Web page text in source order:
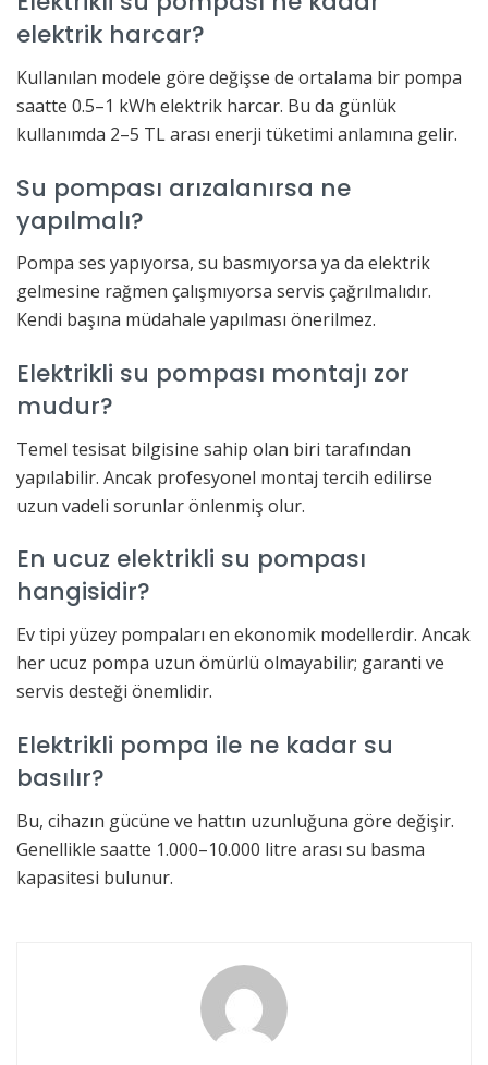
elektrik harcar?
Kullanılan modele göre değişse de ortalama bir pompa
saatte 0.5–1 kWh elektrik harcar. Bu da günlük
kullanımda 2–5 TL arası enerji tüketimi anlamına gelir.
Su pompası arızalanırsa ne
yapılmalı?
Pompa ses yapıyorsa, su basmıyorsa ya da elektrik
gelmesine rağmen çalışmıyorsa servis çağrılmalıdır.
Kendi başına müdahale yapılması önerilmez.
Elektrikli su pompası montajı zor
mudur?
Temel tesisat bilgisine sahip olan biri tarafından
yapılabilir. Ancak profesyonel montaj tercih edilirse
uzun vadeli sorunlar önlenmiş olur.
En ucuz elektrikli su pompası
hangisidir?
Ev tipi yüzey pompaları en ekonomik modellerdir. Ancak
her ucuz pompa uzun ömürlü olmayabilir; garanti ve
servis desteği önemlidir.
Elektrikli pompa ile ne kadar su
basılır?
Bu, cihazın gücüne ve hattın uzunluğuna göre değişir.
Genellikle saatte 1.000–10.000 litre arası su basma
kapasitesi bulunur.